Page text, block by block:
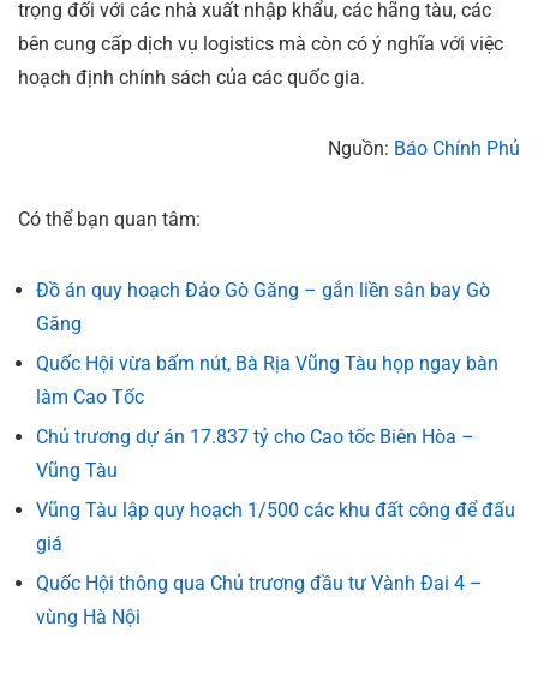
trọng đối với các nhà xuất nhập khẩu, các hãng tàu, các
bên cung cấp dịch vụ logistics mà còn có ý nghĩa với việc
hoạch định chính sách của các quốc gia.
Nguồn: Báo Chính Phủ
Có thể bạn quan tâm:
Đồ án quy hoạch Đảo Gò Găng – gắn liền sân bay Gò
Găng
Quốc Hội vừa bấm nút, Bà Rịa Vũng Tàu họp ngay bàn
làm Cao Tốc
Chủ trương dự án 17.837 tỷ cho Cao tốc Biên Hòa –
Vũng Tàu
Vũng Tàu lập quy hoạch 1/500 các khu đất công để đấu
giá
Quốc Hội thông qua Chủ trương đầu tư Vành Đai 4 –
vùng Hà Nội